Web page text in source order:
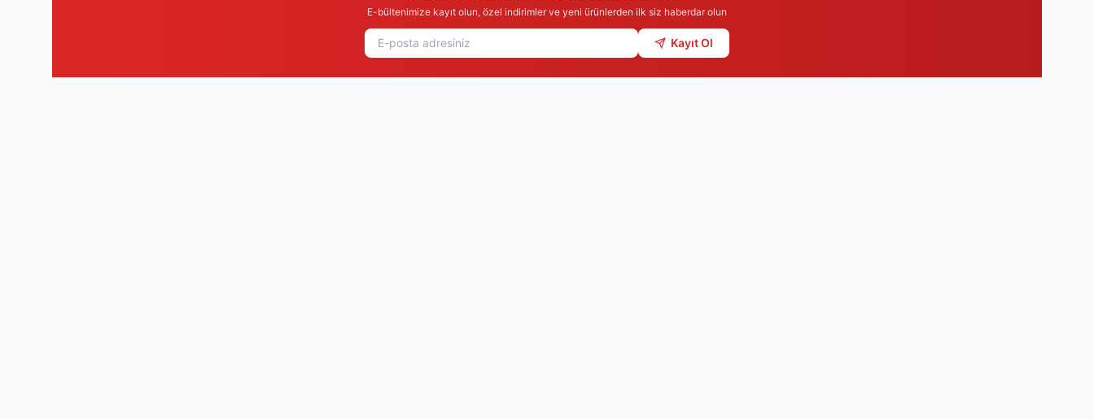
E-bültenimize kayıt olun, özel indirimler ve yeni ürünlerden ilk siz haberdar olun
Kayıt Ol